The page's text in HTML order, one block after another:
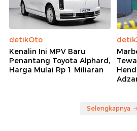
detikOto
Kenalin Ini MPV Baru
Penantang Toyota Alphard,
Harga Mulai Rp 1 Miliaran
Selengkapnya